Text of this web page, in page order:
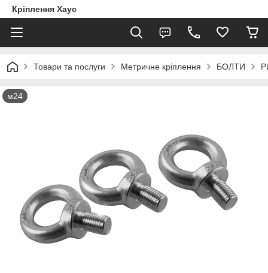
Кріплення Хаус
Товари та послуги Метричне кріплення БОЛТИ
м24